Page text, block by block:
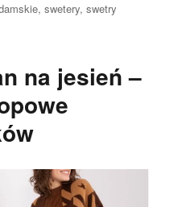
,swetery,swetry
na jesień –